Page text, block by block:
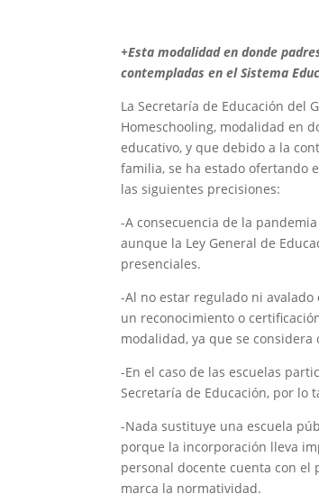
+Esta modalidad en donde
contempladas en el Sistema
La Secretaría de Educación del
Homeschooling, modalidad en
educativo, y que debido a la
familia, se ha estado ofertando
las siguientes precisiones:
-A consecuencia de la
aunque la Ley General de
presenciales.
-Al no estar regulado ni avalado
un reconocimiento o
modalidad, ya que se considera
-En el caso de las escuelas
Secretaría de Educación, por lo
-Nada sustituye una escuela
porque la incorporación lleva
personal docente cuenta con
marca la normatividad.